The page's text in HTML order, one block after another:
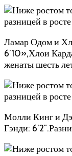
Ламар Одом и
6’10»,Хлои
женаты шесть
Молли Кинг и
Гэнди: